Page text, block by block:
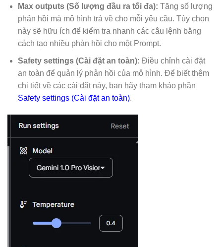
Max outputs (Số lượng đầu ra tối đa): Tăng số lượng
phản hồi mà mô hình trả về cho mỗi yêu cầu. Tùy chọn
này sẽ hữu ích để kiểm tra nhanh các câu lệnh bằng
cách tạo nhiều phản hồi cho một Prompt.
Safety settings (Cài đặt an toàn): Điều chỉnh cài đặt
an toàn để quản lý phản hồi của mô hình. Để biết thêm
chi tiết về các cài đặt này, bạn hãy tham khảo phần
Safety settings (Cài đặt an toàn).